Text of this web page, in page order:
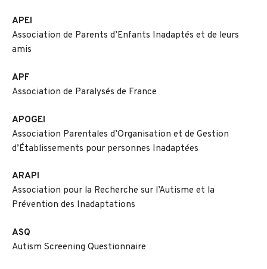
APEI
Association de Parents d’Enfants Inadaptés et de leurs
amis
APF
Association de Paralysés de France
APOGEI
Association Parentales d’Organisation et de Gestion
d’Établissements pour personnes Inadaptées
ARAPI
Association pour la Recherche sur l’Autisme et la
Prévention des Inadaptations
ASQ
Autism Screening Questionnaire